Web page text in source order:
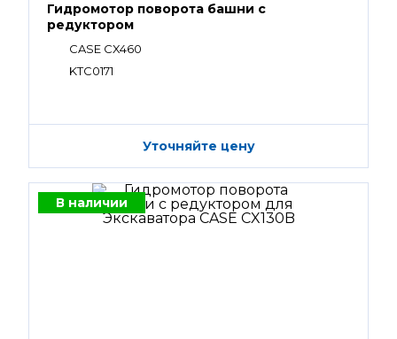
Гидромотор поворота башни с
редуктором
CASE CX460
KTC0171
Уточняйте цену
В наличии